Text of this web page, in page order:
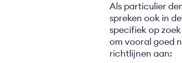
Als particulier
spreken ook in
specifiek op
om vooral goed
richtlijnen aan: